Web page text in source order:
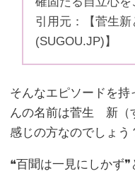
引用元：【菅生新
(SUGOU.JP)】
そんなエピソードを持
んの名前は菅生 新（
感じの方なのでしょう
❝百聞は一見にしかず❞